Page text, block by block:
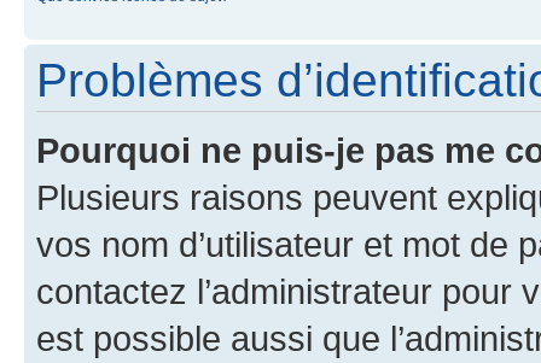
Problèmes
Pourquoi ne puis-je pas me
Plusieurs raisons peuvent
vos nom d’utilisateur et mot de
contactez l’administrateur pour
est possible aussi que